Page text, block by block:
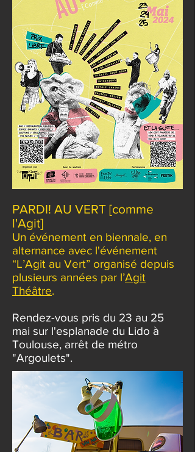
PARDI! AU VERT [comme
l'Agit]
Un événement en biennale, en
alternance avec l'événement
“L’Agit au Vert” organisé depuis
plusieurs années par l’Agit
Théâtre.
Rendez-vous pris du 23 au 25
mai sur l'esplanade du Lido à
Toulouse, arrêt de métro
"Argoulets".